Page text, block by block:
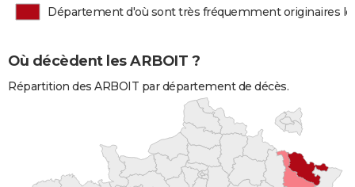
Département d'où sont très fréquemment originaires
Où décèdent les ARBOIT ?
Répartition des ARBOIT par département de décès.